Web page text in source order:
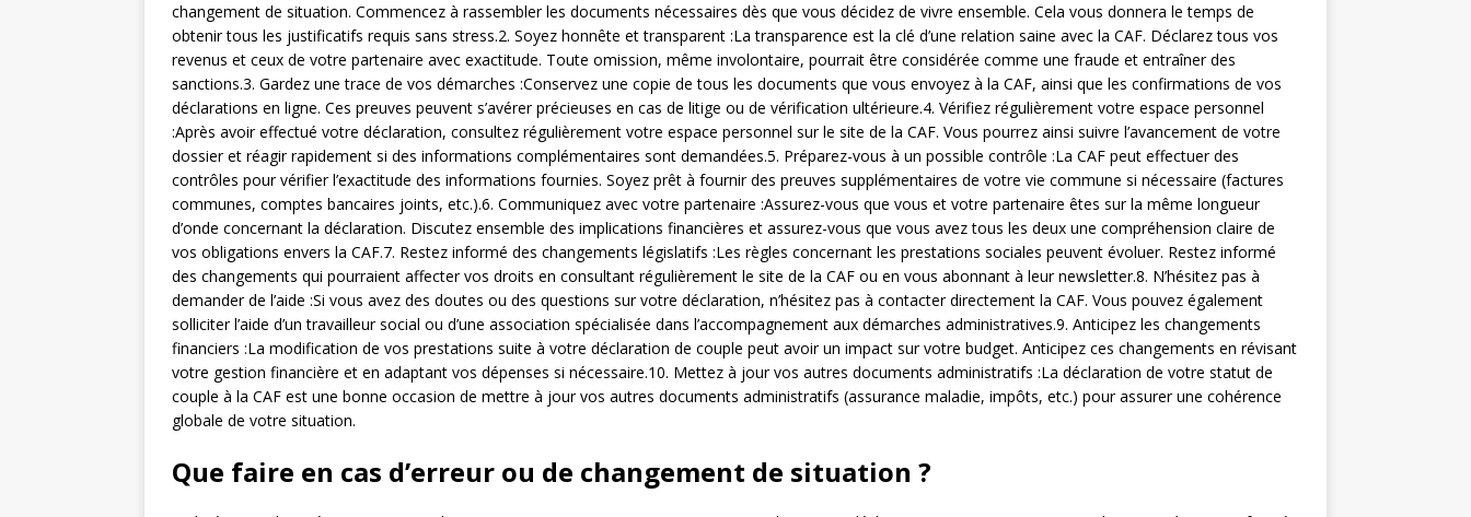
changement de situation. Commencez à rassembler les documents nécessaires dès que vous décidez de vivre ensemble. Cela vous donnera le temps de
obtenir tous les justificatifs requis sans stress.2. Soyez honnête et transparent :La transparence est la clé d’une relation saine avec la CAF. Déclarez tous vos
revenus et ceux de votre partenaire avec exactitude. Toute omission, même involontaire, pourrait être considérée comme une fraude et entraîner des
sanctions.3. Gardez une trace de vos démarches :Conservez une copie de tous les documents que vous envoyez à la CAF, ainsi que les confirmations de vos
déclarations en ligne. Ces preuves peuvent s’avérer précieuses en cas de litige ou de vérification ultérieure.4. Vérifiez régulièrement votre espace personnel
:Après avoir effectué votre déclaration, consultez régulièrement votre espace personnel sur le site de la CAF. Vous pourrez ainsi suivre l’avancement de votre
dossier et réagir rapidement si des informations complémentaires sont demandées.5. Préparez-vous à un possible contrôle :La CAF peut effectuer des
contrôles pour vérifier l’exactitude des informations fournies. Soyez prêt à fournir des preuves supplémentaires de votre vie commune si nécessaire (factures
communes, comptes bancaires joints, etc.).6. Communiquez avec votre partenaire :Assurez-vous que vous et votre partenaire êtes sur la même longueur
d’onde concernant la déclaration. Discutez ensemble des implications financières et assurez-vous que vous avez tous les deux une compréhension claire de
vos obligations envers la CAF.7. Restez informé des changements législatifs :Les règles concernant les prestations sociales peuvent évoluer. Restez informé
des changements qui pourraient affecter vos droits en consultant régulièrement le site de la CAF ou en vous abonnant à leur newsletter.8. N’hésitez pas à
demander de l’aide :Si vous avez des doutes ou des questions sur votre déclaration, n’hésitez pas à contacter directement la CAF. Vous pouvez également
solliciter l’aide d’un travailleur social ou d’une association spécialisée dans l’accompagnement aux démarches administratives.9. Anticipez les changements
financiers :La modification de vos prestations suite à votre déclaration de couple peut avoir un impact sur votre budget. Anticipez ces changements en révisant
votre gestion financière et en adaptant vos dépenses si nécessaire.10. Mettez à jour vos autres documents administratifs :La déclaration de votre statut de
couple à la CAF est une bonne occasion de mettre à jour vos autres documents administratifs (assurance maladie, impôts, etc.) pour assurer une cohérence
globale de votre situation.
Que faire en cas d’erreur ou de changement de situation ?